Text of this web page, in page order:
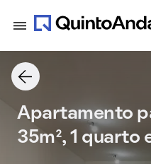
Apartamento
35m², 1 quarto